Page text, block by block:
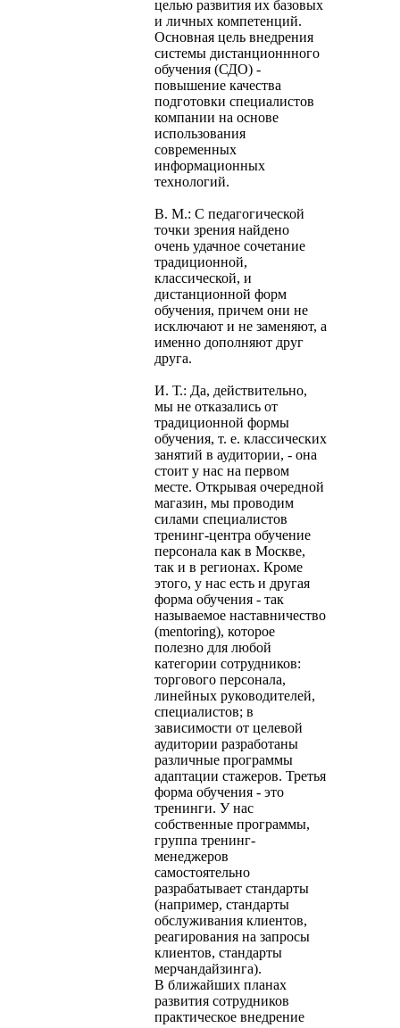
целью развития их базовых
и личных компетенций.
Основная цель внедрения
системы дистанционнного
обучения (СДО) -
повышение качества
подготовки специалистов
компании на основе
использования
современных
информационных
технологий.
В. М.: С педагогической
точки зрения найдено
очень удачное сочетание
традиционной,
классической, и
дистанционной форм
обучения, причем они не
исключают и не заменяют, а
именно дополняют друг
друга.
И. Т.: Да, действительно,
мы не отказались от
традиционной формы
обучения, т. е. классических
занятий в аудитории, - она
стоит у нас на первом
месте. Открывая очередной
магазин, мы проводим
силами специалистов
тренинг-центра обучение
персонала как в Москве,
так и в регионах. Кроме
этого, у нас есть и другая
форма обучения - так
называемое наставничество
(mentoring), которое
полезно для любой
категории сотрудников:
торгового персонала,
линейных руководителей,
специалистов; в
зависимости от целевой
аудитории разработаны
различные программы
адаптации стажеров. Третья
форма обучения - это
тренинги. У нас
собственные программы,
группа тренинг-
менеджеров
самостоятельно
разрабатывает стандарты
(например, стандарты
обслуживания клиентов,
реагирования на запросы
клиентов, стандарты
мерчандайзинга).
В ближайших планах
развития сотрудников
практическое внедрение